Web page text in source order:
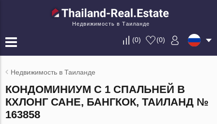
Недвижимость в Таиланде
(0) (0)
Недвижимость в Таиланде
КОНДОМИНИУМ С 1 СПАЛЬНЕЙ В
КХЛОНГ САНЕ, БАНГКОК, ТАИЛАНД №
163858